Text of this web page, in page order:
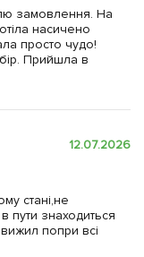
замовлення. На
насичено
просто чудо!
Прийшла в
12.07.2026
стані,не
пути знаходиться
попри всі